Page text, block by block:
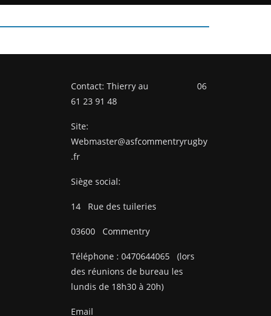
Contact: Thierry au 06
61 23 91 48
Site:
Webmaster@asfcommentryrugby
.fr
Siège social:
14 Rue des tuileries
03600 Commentry
Téléphone : 0470644065
(lors
des réunions de bureau les
lundis de 18h30 à 20h)
Email